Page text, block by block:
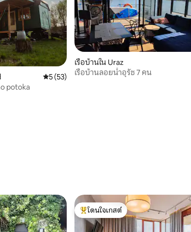
คะแนนเฉลี่ย 5 จาก 5, 53 รีวิว
5 (53)
potoka
เรือบ้านใน Uraz
เรือบ้านลอยน้ำอุรัช 7 คน
โดนใจเกสต์ที่สุด
โดนใจเกสต์